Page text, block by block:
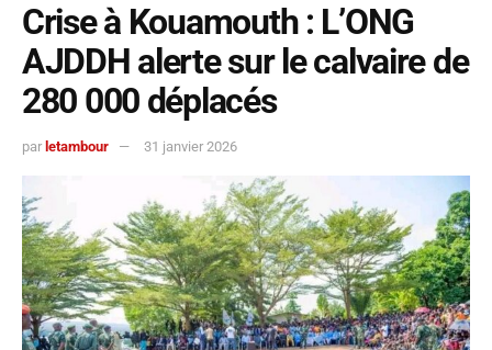
Crise à Kouamouth : L’ONG
AJDDH alerte sur le calvaire de
280 000 déplacés
par letambour 31 janvier 2026